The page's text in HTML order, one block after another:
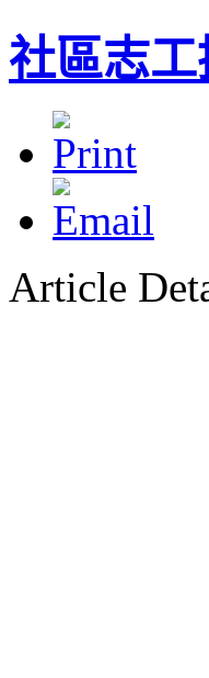
社區志
Article